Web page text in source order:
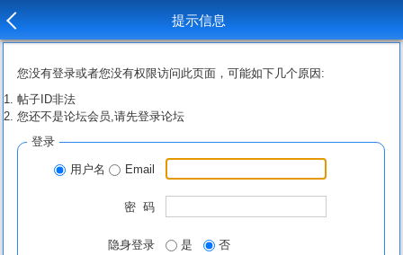
提示信息
您没有登录或者您没有权限访问此页面，可能如下几个原因:
帖子ID非法
您还不是论坛会员,请先登录论坛
登录
用户名 Email
密 码
隐身登录 是 否